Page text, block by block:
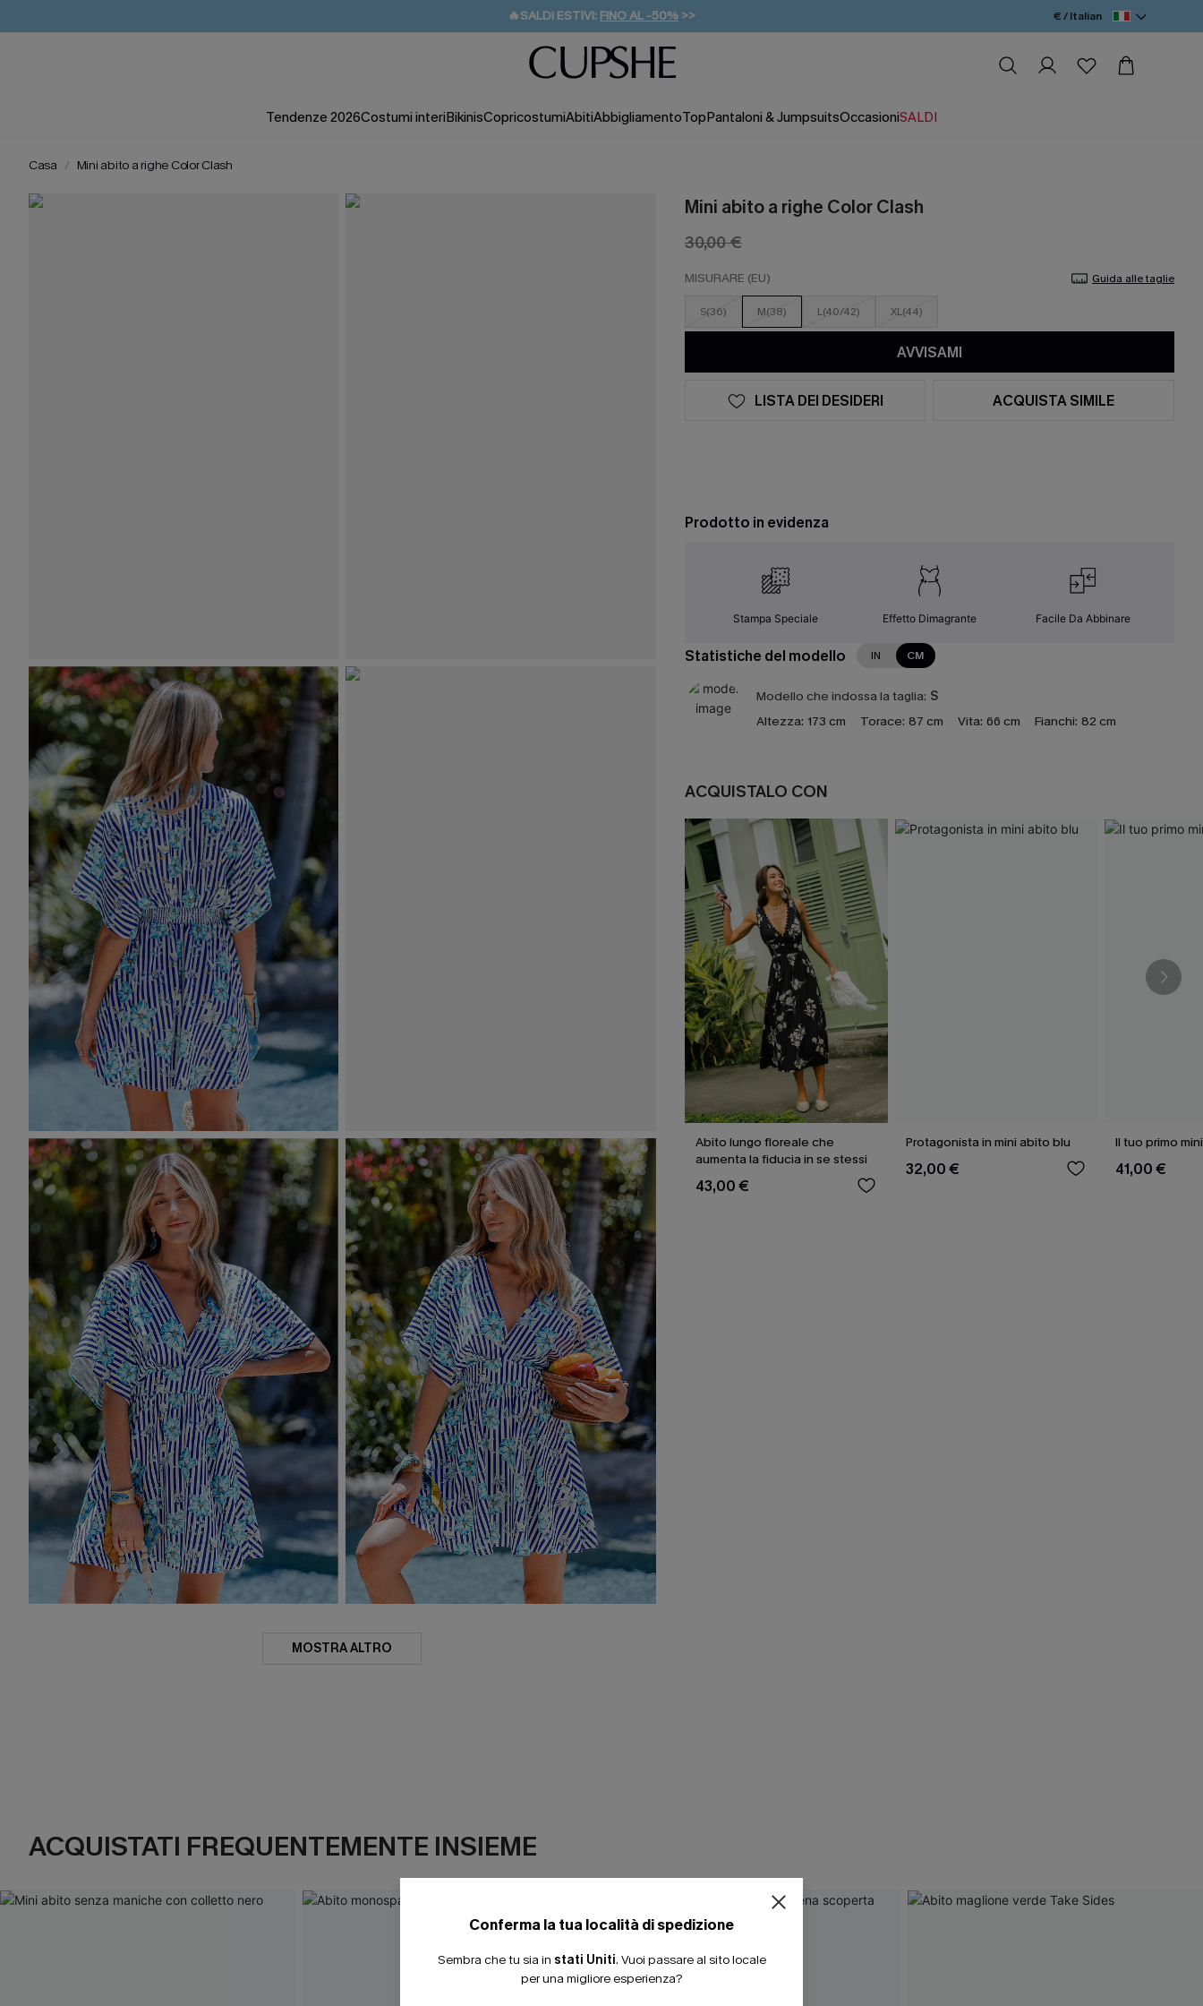
🔥SALDI ESTIVI: FINO AL -50% >>
🚚SPEDIZIONE GRATUITA DA 49€
💌REGALO PER I NUOVI: 20% DI SCONTO*
€ / Italian
Tendenze 2026Costumi interiBikinisCopricostumiAbitiAbbigliamentoTopPantaloni & JumpsuitsOccasioniSALDI
Casa Mini abito a righe Color Clash
MOSTRA ALTRO
Mini abito a righe Color Clash
30,00 €
MISURARE (EU) Guida alle taglie
S(36) M(38) L(40/42) XL(44)
AVVISAMI
LISTA DEI DESIDERI ACQUISTA SIMILE
Prodotto in evidenza
Stampa Speciale Effetto Dimagrante Facile Da Abbinare
Statistiche del modello IN CM
Modello che indossa la taglia: S
Altezza: 173 cm Torace: 87 cm Vita: 66 cm Fianchi: 82 cm
ACQUISTALO CON
Abito lungo floreale che
aumenta la fiducia in se stessi
43,00 €
Protagonista in mini abito blu
32,00 €
Il tuo primo
41,00 €
ACQUISTATI FREQUENTEMENTE INSIEME
Conferma la tua località di spedizione
Sembra che tu sia in stati Uniti. Vuoi passare al sito locale
per una migliore esperienza?
20% DI SCONTO SU 2 O PIÙ ARTICOLI